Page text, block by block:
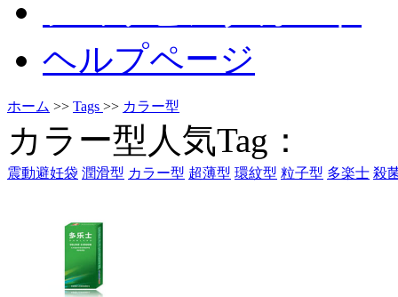
ヘルプページ
ホーム >> Tags >> カラー型
カラー型人気Tag：
震動避妊袋 潤滑型 カラー型 超薄型 環紋型 粒子型 多楽士 殺